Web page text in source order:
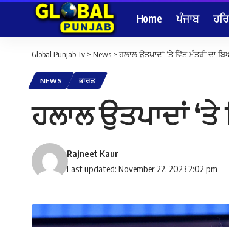
Home ਪੰਜਾਬ
Global Punjab Tv > News > ਹਲਾਲ ਉਤਪਾਦਾਂ ‘ਤੇ ਵਿੱਤ ਮੰਤਰੀ
NEWS ਭਾਰਤ
ਹਲਾਲ ਉਤਪਾਦਾਂ
Last updated: November 22, 2023 2:02 pm
Rajneet Kaur